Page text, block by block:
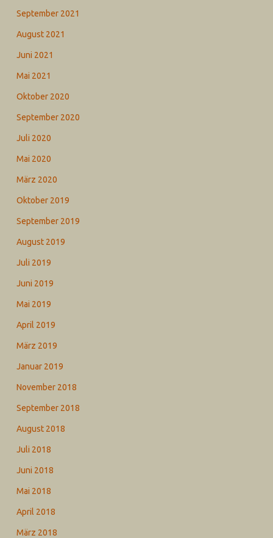
September 2021
August 2021
Juni 2021
Mai 2021
Oktober 2020
September 2020
Juli 2020
Mai 2020
März 2020
Oktober 2019
September 2019
August 2019
Juli 2019
Juni 2019
Mai 2019
April 2019
März 2019
Januar 2019
November 2018
September 2018
August 2018
Juli 2018
Juni 2018
Mai 2018
April 2018
März 2018